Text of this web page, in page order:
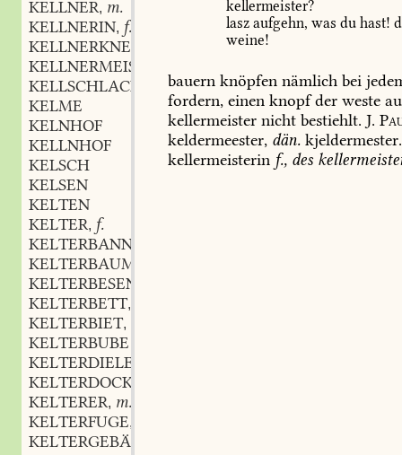
KELLNER, m.
KELLNERIN, f.
KELLNERKNECHT
KELLNERMEISTER
KELLSCHLACKE
KELME
KELNHOF
KELLNHOF
KELSCH
KELSEN
KELTEN
KELTER, f.
KELTERBANN
KELTERBAUM
KELTERBESEN
KELTERBETT,
KELTERBIET,
KELTERBUBE
KELTERDIELE
KELTERDOCKE
KELTERER, m.
KELTERFUGE,
KELTERGEBÄUDE
kellermeister?
lasz aufgehn, was du hast!
weine!
bauern knöpfen nämlich bei
fordern, einen knopfder weste
kellermeister nicht bestiehlt. J.
keldermeester, dän. kjeldermester.
kellermeisterin f., des